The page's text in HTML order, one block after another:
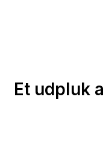
Et udpluk